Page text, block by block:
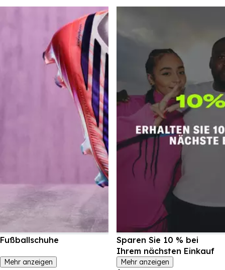
Fußballschuhe
Mehr anzeigen
Sparen Sie 10 % bei
Ihrem nächsten Einkauf
Mehr anzeigen